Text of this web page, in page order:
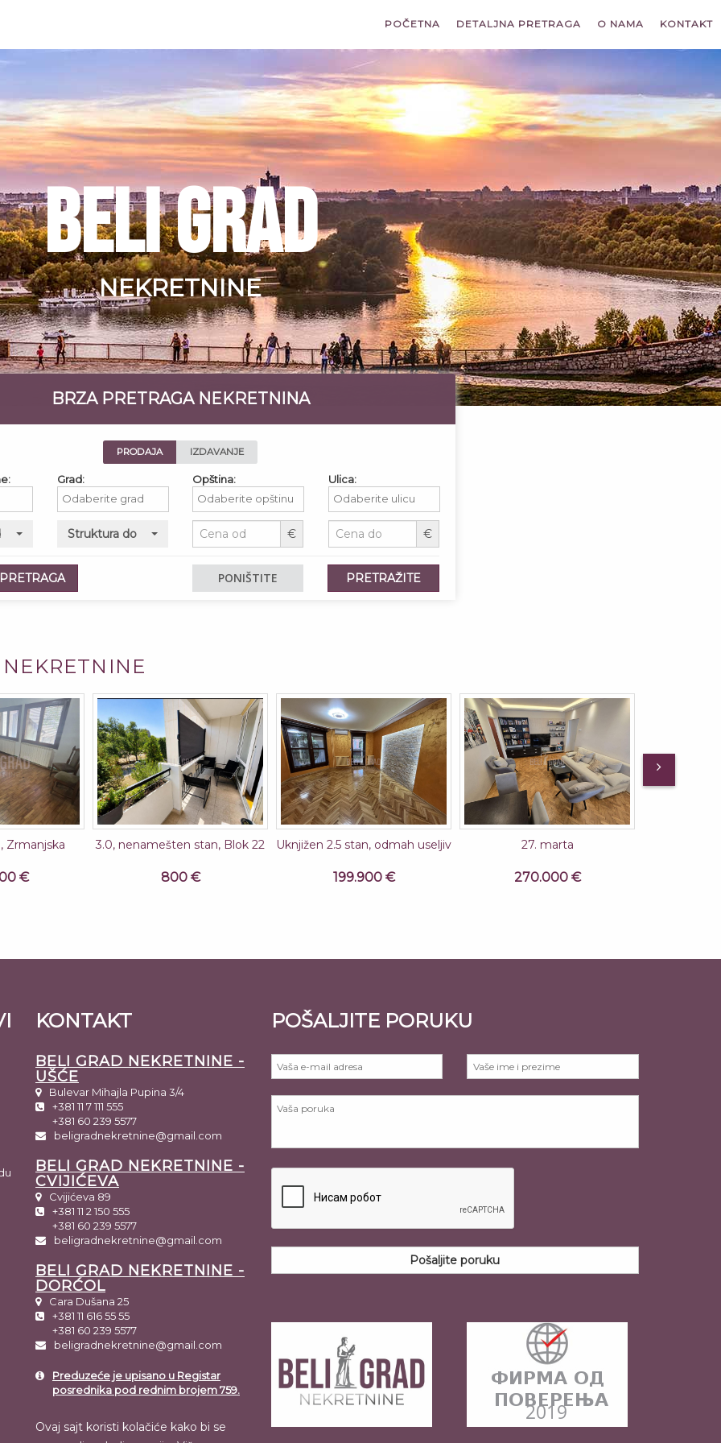
POČETNA DETALJNA PRETRAGA O NAMA KONTAKT
BELI GRAD
NEKRETNINE
BRZA PRETRAGA NEKRETNINA
PRODAJA IZDAVANJE
Grad: Opština: Ulica:
Struktura do € €
PONIŠTITE PRETRAŽITE
Zrmanjska
€
3.0, nenamešten stan, Blok 22
800 €
Uknjižen 2.5 stan, odmah useljiv
199.900 €
27. marta
270.000 €
KONTAKT
BELI GRAD NEKRETNINE -
UŠĆE
Bulevar Mihajla Pupina 3/4
+381 11 7 111 555
+381 60 239 5577
beligradnekretnine@gmail.com
BELI GRAD NEKRETNINE -
CVIJIĆEVA
Cvijićeva 89
+381 11 2 150 555
+381 60 239 5577
beligradnekretnine@gmail.com
BELI GRAD NEKRETNINE -
DORĆOL
Cara Dušana 25
+381 11 616 55 55
+381 60 239 5577
beligradnekretnine@gmail.com
Preduzeće je upisano u Registar
posrednika pod rednim brojem 759.
Ovaj sajt koristi kolačiće kako bi se
POŠALJITE PORUKU
Pošaljite poruku